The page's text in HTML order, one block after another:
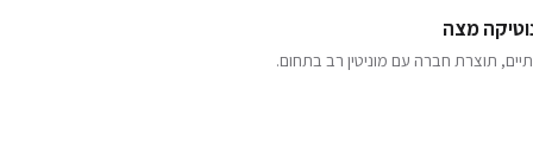
תוצרת חברה עם מוניטין רב בתחום.